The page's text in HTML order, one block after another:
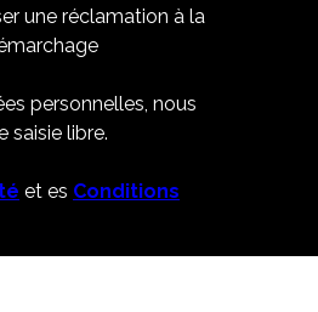
une réclamation à la
personnelles, nous
saisie libre.
et es Conditions